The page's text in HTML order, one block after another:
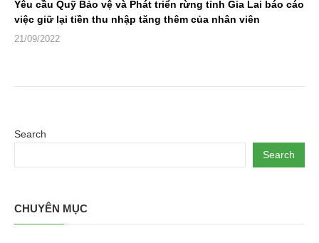
Yêu cầu Quỹ Bảo vệ và Phát triển rừng tỉnh Gia Lai báo cáo
việc giữ lại tiền thu nhập tăng thêm của nhân viên
21/09/2022
Search
Search
CHUYÊN MỤC